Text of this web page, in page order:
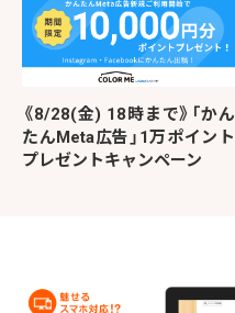
《8/28(金) 18時まで》「かん
たんMeta広告」1万ポイント
プレゼントキャンペーン